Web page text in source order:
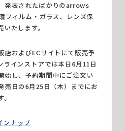
20th
Store
発表されたばかりのarrows
フィルム・ガラス、レンズ保
たします。
店およびECサイトにて販売予
ラインストアでは本日6月11日
始し、予約期間中にご注文い
売日の6月25日（木）までにお
ンナップ